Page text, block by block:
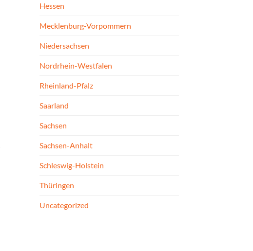
Hessen
Mecklenburg-Vorpommern
Niedersachsen
Nordrhein-Westfalen
Rheinland-Pfalz
Saarland
Sachsen
Sachsen-Anhalt
Schleswig-Holstein
Thüringen
Uncategorized